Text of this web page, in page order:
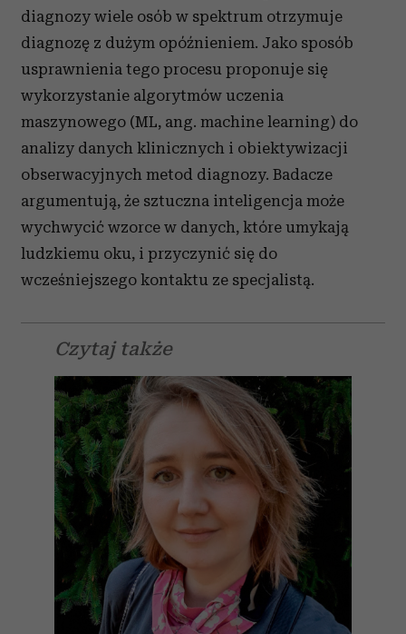
diagnozy wiele osób w spektrum otrzymuje
diagnozę z dużym opóźnieniem. Jako sposób
usprawnienia tego procesu proponuje się
wykorzystanie algorytmów uczenia
maszynowego (ML, ang. machine learning) do
analizy danych klinicznych i obiektywizacji
obserwacyjnych metod diagnozy. Badacze
argumentują, że sztuczna inteligencja może
wychwycić wzorce w danych, które umykają
ludzkiemu oku, i przyczynić się do
wcześniejszego kontaktu ze specjalistą.
Czytaj także